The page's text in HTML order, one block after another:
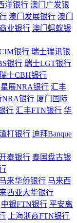
洋银行 澳门广发银
澳门发展银行 澳门
业银行 澳门蚂蚁银
银行 瑞士瑞讯银
银行 瑞士LGT银行
士CBH银行
星展NRA银行 汇丰
NRA银行 厦门国际
行 汇丰FTN银行 华
打银行 迪拜Banque
泰银行 泰国盘古银
马来华侨银行 马来西
西亚大华银行
中银FTN银行 平安离
上海浙商FTN银行